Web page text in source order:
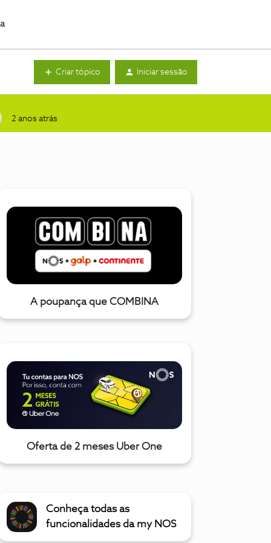
Criar tópico Iniciar sessão
2 anos atrás
A poupança que COMBINA
Oferta de 2 meses Uber One
Conheça todas as
funcionalidades da my NOS